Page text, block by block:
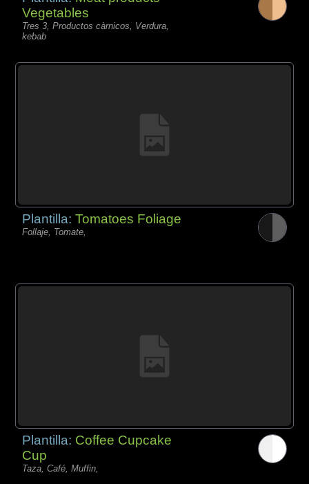
Vegetables
Tres 3, Productos càrnicos, Verdura,
kebab
Plantilla:Tomatoes Foliage
Follaje, Tomate,
Plantilla: Coffee Cupcake
Cup
Taza, Café, Muffin,